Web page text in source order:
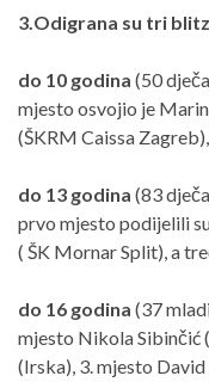
3.Odigrana su tri
do 10 godina (50
mjesto osvojio je
(ŠKRM Caissa
do 13 godina (83
prvo mjesto podijelili
( ŠK Mornar Split), a
do 16 godina (37
mjesto Nikola Sibinčić
(Irska), 3. mjesto